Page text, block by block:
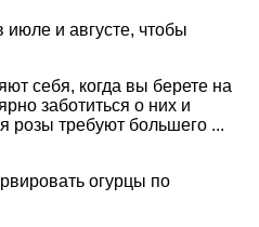
июле и августе, чтобы
себя, когда вы берете на
заботиться о них и
розы требуют большего ...
огурцы по